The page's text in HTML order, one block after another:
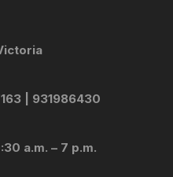
| 931986430
a.m. – 7 p.m.